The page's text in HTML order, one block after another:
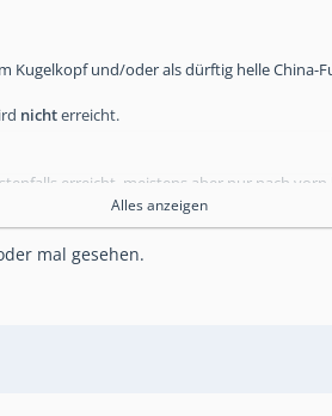
Kugelkopf und/oder als dürftig helle China-
nichterreicht.
erreicht, meistens aber nur nach
keinen Umbaubedarf.
Alles anzeigen
mal gesehen.